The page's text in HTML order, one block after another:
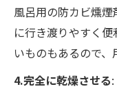
風呂用の防カビ燻
に行き渡りやすく
いものもあるので、
4.完全に乾燥させる